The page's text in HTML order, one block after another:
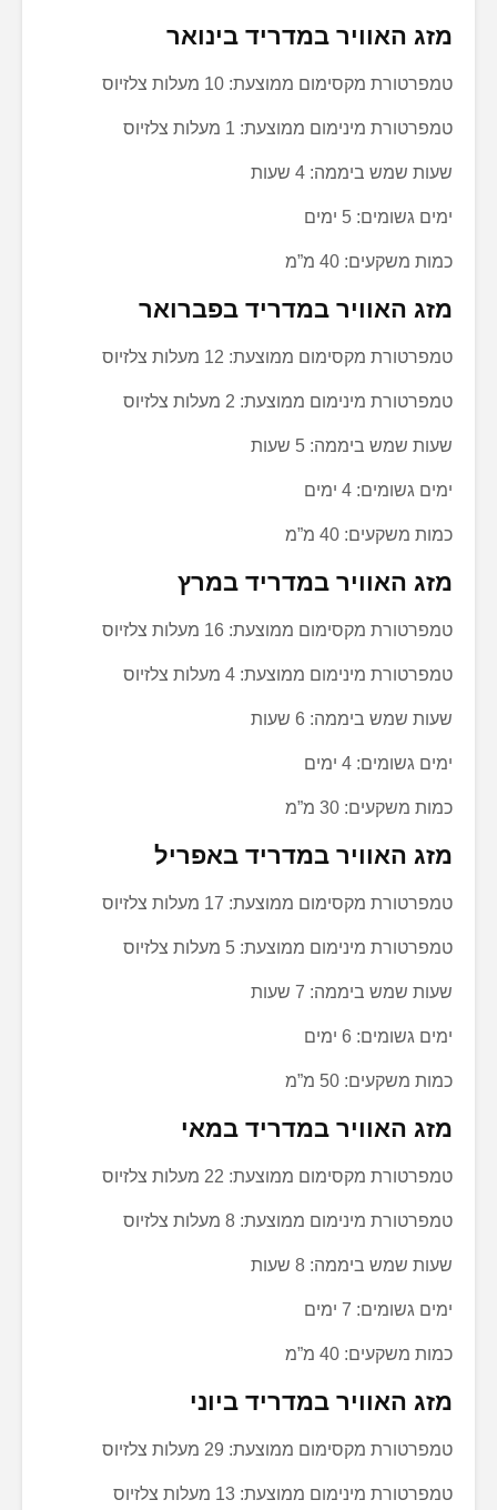
מזג האוויר במדריד בינואר
טמפרטורת מקסימום ממוצעת: 10 מעלות צלזיוס
טמפרטורת מינימום ממוצעת: 1 מעלות צלזיוס
שעות שמש ביממה: 4 שעות
ימים גשומים: 5 ימים
כמות משקעים: 40 מ”מ
מזג האוויר במדריד בפברואר
טמפרטורת מקסימום ממוצעת: 12 מעלות צלזיוס
טמפרטורת מינימום ממוצעת: 2 מעלות צלזיוס
שעות שמש ביממה: 5 שעות
ימים גשומים: 4 ימים
כמות משקעים: 40 מ”מ
מזג האוויר במדריד במרץ
טמפרטורת מקסימום ממוצעת: 16 מעלות צלזיוס
טמפרטורת מינימום ממוצעת: 4 מעלות צלזיוס
שעות שמש ביממה: 6 שעות
ימים גשומים: 4 ימים
כמות משקעים: 30 מ”מ
מזג האוויר במדריד באפריל
טמפרטורת מקסימום ממוצעת: 17 מעלות צלזיוס
טמפרטורת מינימום ממוצעת: 5 מעלות צלזיוס
שעות שמש ביממה: 7 שעות
ימים גשומים: 6 ימים
כמות משקעים: 50 מ”מ
מזג האוויר במדריד במאי
טמפרטורת מקסימום ממוצעת: 22 מעלות צלזיוס
טמפרטורת מינימום ממוצעת: 8 מעלות צלזיוס
שעות שמש ביממה: 8 שעות
ימים גשומים: 7 ימים
כמות משקעים: 40 מ”מ
מזג האוויר במדריד ביוני
טמפרטורת מקסימום ממוצעת: 29 מעלות צלזיוס
טמפרטורת מינימום ממוצעת: 13 מעלות צלזיוס